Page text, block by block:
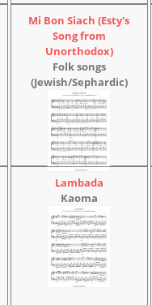
Mi Bon Siach (Esty's
Song from
Unorthodox)
Folk songs
(Jewish/Sephardic)
Lambada
Kaoma